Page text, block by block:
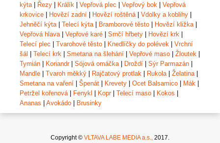
kýta
Řezy Králík Vepřová plec Vepřový bok
Vepřová
krkovice
Hovězí zadní Hovězí roštěná Vdolky a koblihy
Jehněčí kýta
Telecí kýta Bramborové těsto Hovězí kližka
Vepřová hlava
Vepřové karé Srnčí hřbety Hovězí krk
Telecí plec
Tvarohové těsto Knedlíčky do polévek
Vrchní
šál
Telecí krk Smetana na šlehání Vepřové maso Žloutek
Tymián
Koriandr| Sójová omáčka Droždí Sýr Parmazán
Mandle
Tvaroh měkký Rajčatový protlak Rukola Želatina
Smetana na vaření
Špenát Krevety Ocet Balsamico Mák
Petržel kořenová
Fenykl Kopr| Telecí maso Kokos
Ananas
Avokádo Brusinky
Copyright © VLTAVA LABE MEDIA a.s., 2017.